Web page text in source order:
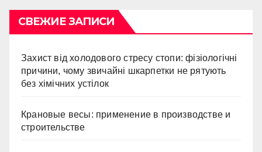
СВЕЖИЕ ЗАПИСИ
Захист від холодового стресу стопи: фізіологічні
причини, чому звичайні шкарпетки не рятують
без хімічних устілок
Крановые весы: применение в производстве и
строительстве